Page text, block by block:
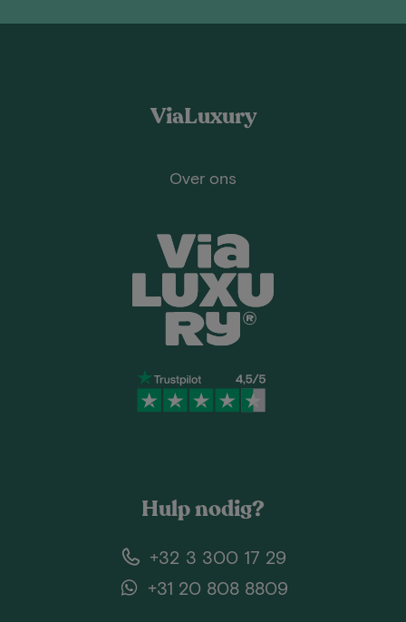
ViaLuxury
Over ons
Hulp nodig?
+32 3 300 17 29
+31 20 808 8809